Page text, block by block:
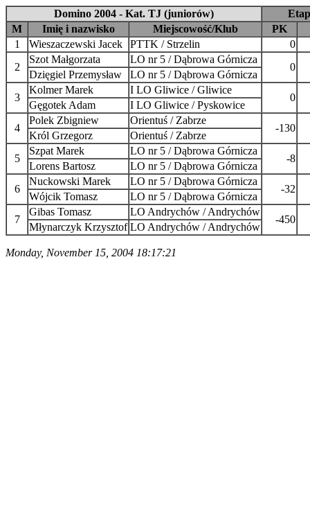
Domino 2004 - Kat. TJ (juniorów)
M
Imię i nazwisko Miejscowość/Klub
PK
1
Wieszaczewski Jacek PTTK / Strzelin
0
2
Szot Małgorzata LO nr 5 / Dąbrowa Górnicza
0
Dzięgiel Przemysław
LO nr 5 / Dąbrowa Górnicza
3
Kolmer Marek I LO Gliwice / Gliwice
0
Gęgotek Adam
I LO Gliwice / Pyskowice
4
Polek Zbigniew Orientuś / Zabrze
-130
Król Grzegorz
Orientuś / Zabrze
5
Szpat Marek LO nr 5 / Dąbrowa Górnicza
-8
Lorens Bartosz
LO nr 5 / Dąbrowa Górnicza
6
Nuckowski Marek LO nr 5 / Dąbrowa Górnicza
-32
Wójcik Tomasz
LO nr 5 / Dąbrowa Górnicza
7
Gibas Tomasz LO Andrychów / Andrychów
-450
Młynarczyk Krzysztof LO Andrychów / Andrychów
Monday, November 15, 2004 18:17:21